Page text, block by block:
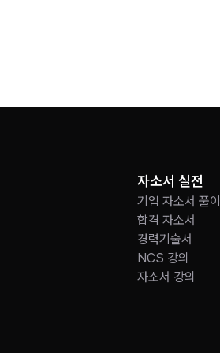
자소서 실전
기업 자소서 풀이
합격 자소서
경력기술서
NCS 강의
자소서 강의